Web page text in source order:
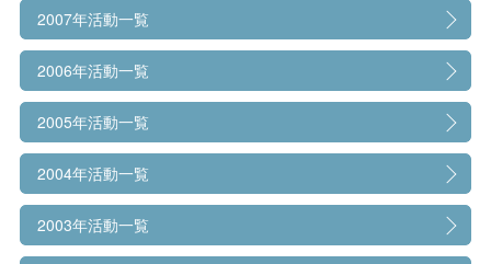
2007年活動一覧
2006年活動一覧
2005年活動一覧
2004年活動一覧
2003年活動一覧